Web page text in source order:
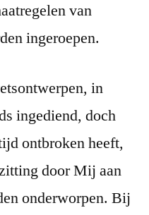
van
ingeroepen.
in
ingediend, doch
ontbroken heeft,
door Mij aan
onderworpen. Bij